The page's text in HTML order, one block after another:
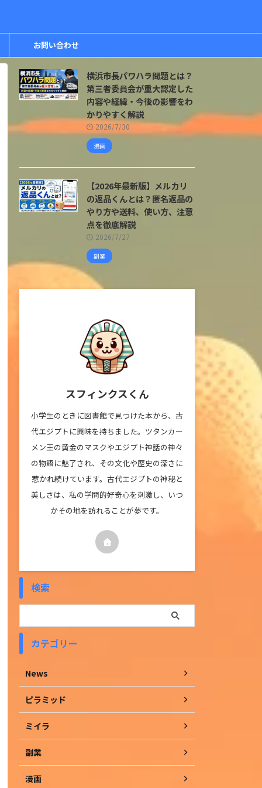
お問い合わせ
横浜市長パワハラ問題とは？
第三者委員会が重大認定した
内容や経緯・今後の影響をわ
かりやすく解説
2026/7/30
漫画
【2026年最新版】メルカリ
の返品くんとは？匿名返品の
やり方や送料、使い方、注意
点を徹底解説
2026/7/27
副業
スフィンクスくん
小学生のときに図書館で見つけた本から、古
代エジプトに興味を持ちました。ツタンカー
メン王の黄金のマスクやエジプト神話の神々
の物語に魅了され、その文化や歴史の深さに
惹かれ続けています。古代エジプトの神秘と
美しさは、私の学問的好奇心を刺激し、いつ
かその地を訪れることが夢です。
検索
カテゴリー
News
ピラミッド
ミイラ
副業
漫画